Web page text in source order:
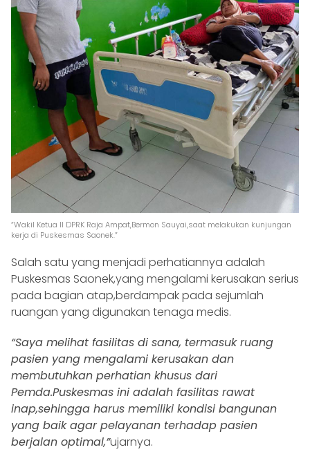
“Wakil Ketua II DPRK Raja Ampat,Bermon Sauyai,saat melakukan kunjungan
kerja di Puskesmas Saonek.”
Salah satu yang menjadi perhatiannya adalah
Puskesmas Saonek,yang mengalami kerusakan serius
pada bagian atap,berdampak pada sejumlah
ruangan yang digunakan tenaga medis.
“Saya melihat fasilitas di sana, termasuk ruang
pasien yang mengalami kerusakan dan
membutuhkan perhatian khusus dari
Pemda.Puskesmas ini adalah fasilitas rawat
inap,sehingga harus memiliki kondisi bangunan
yang baik agar pelayanan terhadap pasien
berjalan optimal,”ujarnya.